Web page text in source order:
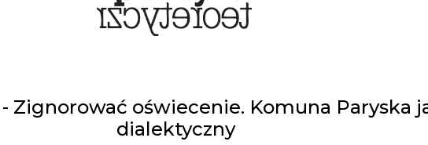
- Zignorować oświecenie. Komuna Paryska
dialektyczny